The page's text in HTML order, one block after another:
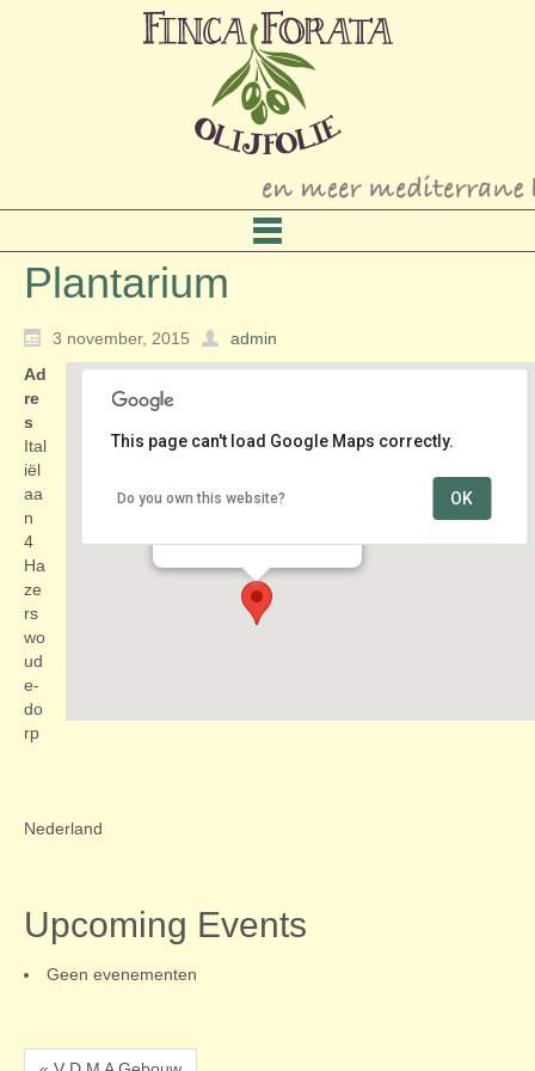
Plantarium
3 november, 2015 admin
Plantarium
This page can't load Google Maps correctly.
Do you own this website? OK
Ad
re
s
Ital
iël
aa
n
4
Ha
ze
rs
wo
ud
e-
do
rp
Nederland
Upcoming Events
Geen evenementen